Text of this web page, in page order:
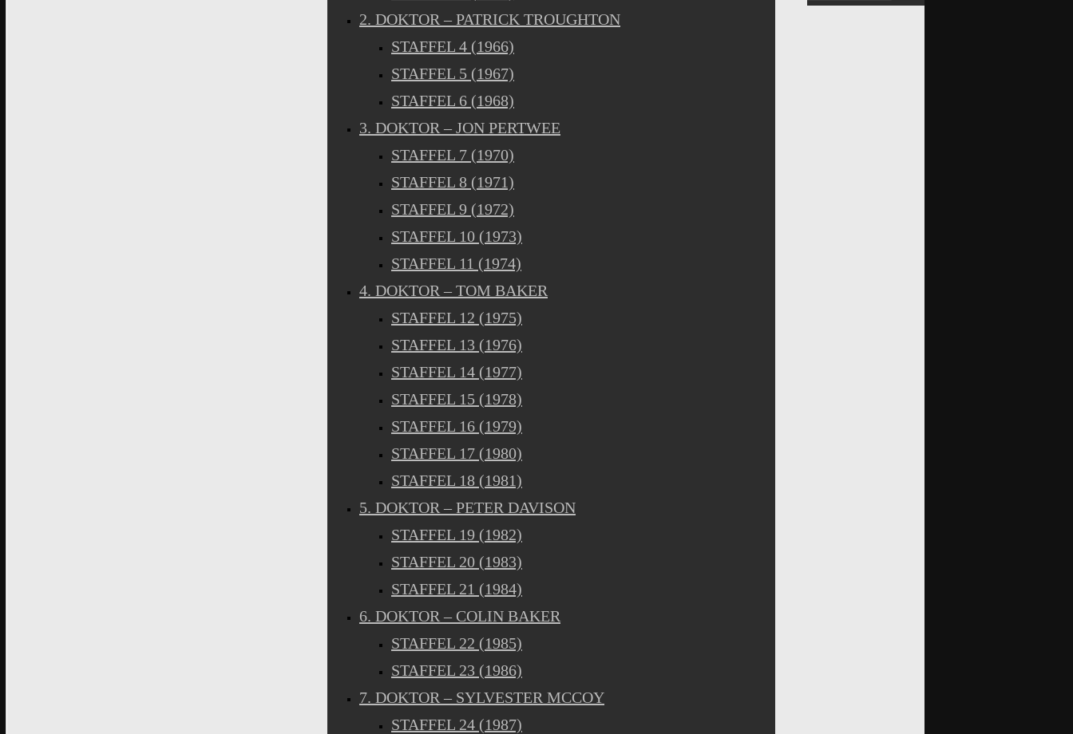
2. DOKTOR – PATRICK TROUGHTON
STAFFEL 4 (1966)
STAFFEL 5 (1967)
STAFFEL 6 (1968)
3. DOKTOR – JON PERTWEE
STAFFEL 7 (1970)
STAFFEL 8 (1971)
STAFFEL 9 (1972)
STAFFEL 10 (1973)
STAFFEL 11 (1974)
4. DOKTOR – TOM BAKER
STAFFEL 12 (1975)
STAFFEL 13 (1976)
STAFFEL 14 (1977)
STAFFEL 15 (1978)
STAFFEL 16 (1979)
STAFFEL 17 (1980)
STAFFEL 18 (1981)
5. DOKTOR – PETER DAVISON
STAFFEL 19 (1982)
STAFFEL 20 (1983)
STAFFEL 21 (1984)
6. DOKTOR – COLIN BAKER
STAFFEL 22 (1985)
STAFFEL 23 (1986)
7. DOKTOR – SYLVESTER MCCOY
STAFFEL 24 (1987)